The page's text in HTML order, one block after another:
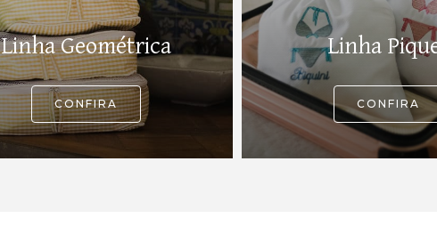
Linha Geométrica
CONFIRA
Linha
CONFIRA